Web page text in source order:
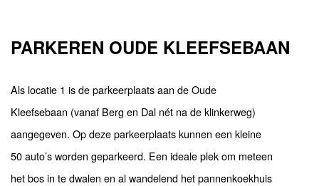
PARKEREN OUDE KLEEFSEBAAN
Als locatie 1 is de parkeerplaats aan de Oude
Kleefsebaan (vanaf Berg en Dal nét na de klinkerweg)
aangegeven. Op deze parkeerplaats kunnen een kleine
50 auto’s worden geparkeerd. Een ideale plek om meteen
het bos in te dwalen en al wandelend het pannenkoekhuis